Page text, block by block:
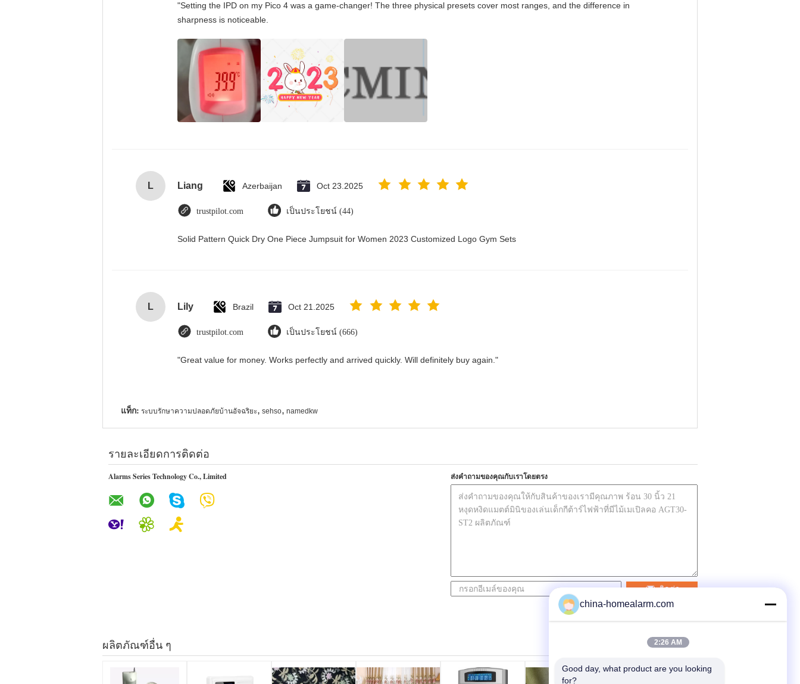
"Setting the IPD on my Pico 4 was a game-changer! The three physical presets cover most ranges, and the difference in
sharpness is noticeable.
L Liang Azerbaijan Oct 23.2025
trustpilot.com เป็นประโยชน์ (44)
Solid Pattern Quick Dry One Piece Jumpsuit for Women 2023 Customized Logo Gym Sets
L Lily Brazil Oct 21.2025
trustpilot.com เป็นประโยชน์ (666)
"Great value for money. Works perfectly and arrived quickly. Will definitely buy again."
แท็ก: ระบบรักษาความปลอดภัยบ้านอัจฉริยะ, sehso, namedkw
รายละเอียดการติดต่อ
Alarms Series Technology Co., Limited ส่งคำถามของคุณกับเราโดยตรง
ติดต่อ
ผลิตภัณฑ์อื่น ๆ
china-homealarm.com
2:26 AM
Good day, what product are you looking
for?